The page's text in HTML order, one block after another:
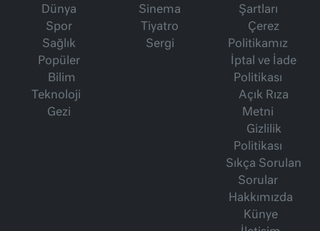
Dünya
Spor
Sağlık
Popüler
Bilim
Teknoloji
Gezi
Sinema
Tiyatro
Sergi
Şartları
Çerez
Politikamız
İptal ve İade
Politikası
Açık Rıza
Metni
Gizlilik
Politikası
Sıkça Sorulan
Sorular
Hakkımızda
Künye